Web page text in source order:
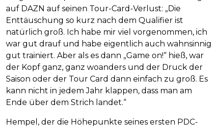
auf DAZN auf seinen Tour-Card-Verlust: „Die
Enttäuschung so kurz nach dem Qualifier ist
natürlich groß. Ich habe mir viel vorgenommen, ich
war gut drauf und habe eigentlich auch wahnsinnig
gut trainiert. Aber als es dann „Game on!“ hieß, war
der Kopf ganz, ganz woanders und der Druck der
Saison oder der Tour Card dann einfach zu groß. Es
kann nicht in jedem Jahr klappen, dass man am
Ende über dem Strich landet.“
Hempel, der die Höhepunkte seines ersten PDC-